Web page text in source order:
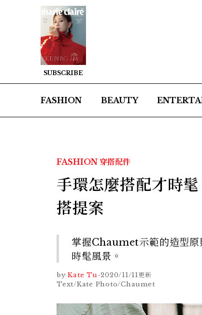
SUBSCRIBE
FASHION BEAUTY
FASHION 穿搭配件
手環怎麼搭配才時
搭提案
掌握Chaumet示範的造型原
時髦風景。
by Kate Tu-2020/11/11更新
Text/Kate Photo/Chaumet